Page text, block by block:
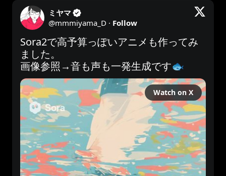
ミヤマ
@mmmiyama_D · Follow
Sora2で高予算っぽいアニメも作ってみ
ました。
画像参照→音も声も一発生成です🐟
Watch on X